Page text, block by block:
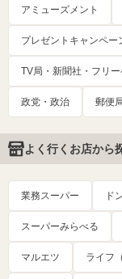
アミューズメント
プレゼントキャンペー
TV局・新聞社・フリ
政党・政治 郵便
よく行くお店から
業務スーパー ド
スーパーみらべる
マルエツ ライフ